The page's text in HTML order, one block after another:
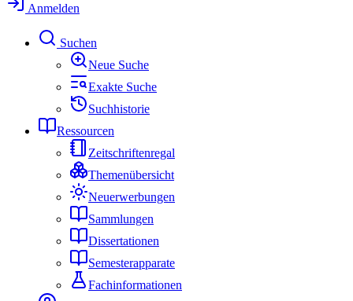
Anmelden
Suchen
Neue Suche
Exakte Suche
Suchhistorie
Ressourcen
Zeitschriftenregal
Themenübersicht
Neuerwerbungen
Sammlungen
Dissertationen
Semesterapparate
Fachinformationen